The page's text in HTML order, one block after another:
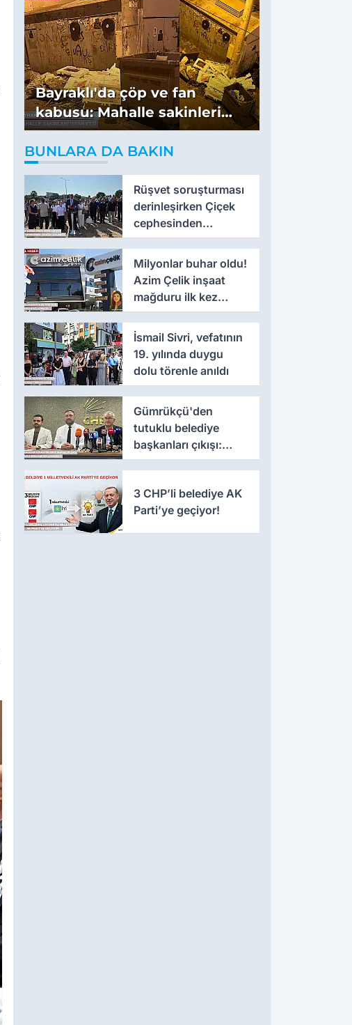
Bayraklı'da çöp ve fan
kabusu: Mahalle sakinleri
isyan etti
BUNLARA DA BAKIN
Rüşvet soruşturması
derinleşirken Çiçek
cephesinden
'montaj' savunması
Milyonlar buhar oldu!
Azim Çelik inşaat
mağduru ilk kez
konuştu
İsmail Sivri, vefatının
19. yılında duygu
dolu törenle anıldı
Gümrükçü'den
tutuklu belediye
başkanları çıkışı:
'Yıllarca iddianame
3 CHP’li belediye AK
Parti’ye geçiyor!